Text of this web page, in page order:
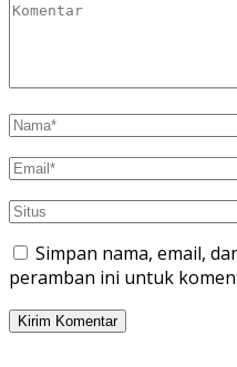
Simpan nama, email,
peramban ini untuk